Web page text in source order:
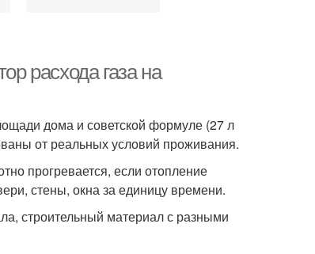
расхода газа на
дома и советской формуле (27 л
от реальных условий проживания.
прогревается, если отопление
стены, окна за единицу времени.
строительный материал с разными